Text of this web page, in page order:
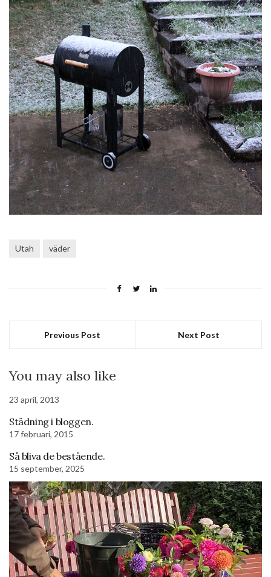
Utah väder
Previous Post Next Post
You may also like
23 april, 2013
Städning i bloggen.
17 februari, 2015
Så bliva de bestående.
15 september, 2025